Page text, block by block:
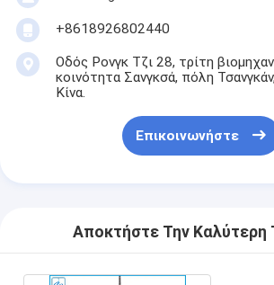
+8618926802440
Οδός Ρονγκ Τζι 28, τρίτη
κοινότητα Σανγκσά, πόλη
Κίνα.
Επικοινωνήστε
Αποκτήστε Την Καλύτερη